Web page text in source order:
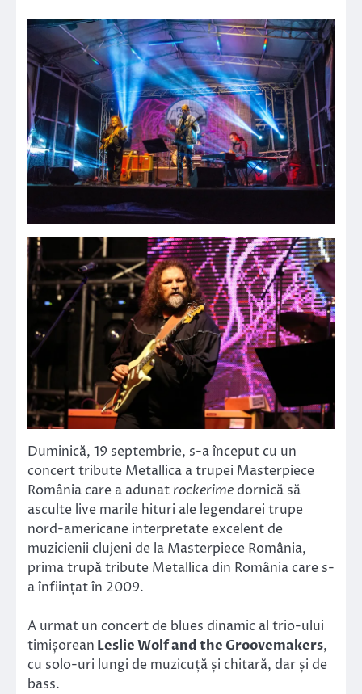
Duminică, 19 septembrie, s-a început cu un
concert tribute Metallica a trupei Masterpiece
România care a adunat rockerime dornică să
asculte live marile hituri ale legendarei trupe
nord-americane interpretate excelent de
muzicienii clujeni de la Masterpiece România,
prima trupă tribute Metallica din România care s-
a înființat în 2009.
A urmat un concert de blues dinamic al trio-ului
timișorean Leslie Wolf and the Groovemakers,
cu solo-uri lungi de muzicuță și chitară, dar și de
bass.